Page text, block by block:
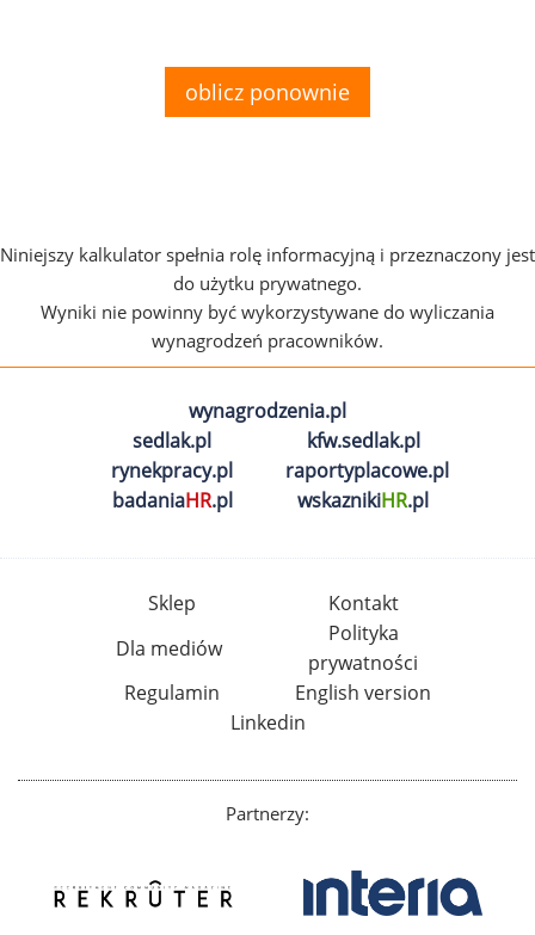
oblicz ponownie
Niniejszy kalkulator spełnia rolę informacyjną i przeznaczony jest
do użytku prywatnego.
Wyniki nie powinny być wykorzystywane do wyliczania
wynagrodzeń pracowników.
wynagrodzenia.pl
sedlak.pl
kfw.sedlak.pl
rynekpracy.pl
raportyplacowe.pl
badaniaHR.pl wskaznikiHR.pl
Sklep
Kontakt
Dla mediów
Polityka
prywatności
Regulamin
English version
Linkedin
Partnerzy: